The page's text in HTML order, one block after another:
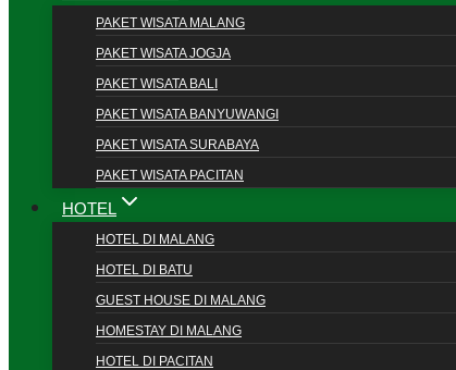
PAKET WISATA MALANG
PAKET WISATA JOGJA
PAKET WISATA BALI
PAKET WISATA BANYUWANGI
PAKET WISATA SURABAYA
PAKET WISATA PACITAN
HOTEL
HOTEL DI MALANG
HOTEL DI BATU
GUEST HOUSE DI MALANG
HOMESTAY DI MALANG
HOTEL DI PACITAN